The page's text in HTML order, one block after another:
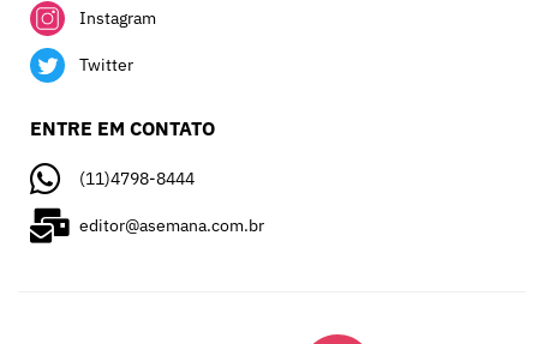
Instagram
Twitter
ENTRE EM CONTATO
(11)4798-8444
editor@asemana.com.br